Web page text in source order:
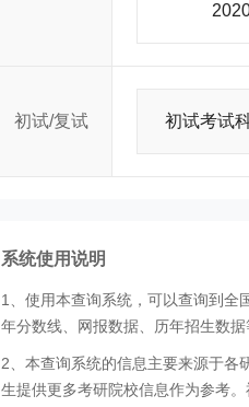
初试/复试 初试考试
系统使用说明
1、使用本查询系统，可以查询到全
年分数线、网报数据、历年招生数据
2、本查询系统的信息主要来源于各
生提供更多考研院校信息作为参考。